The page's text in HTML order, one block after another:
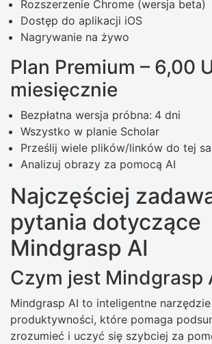
Rozszerzenie Chrome (wersja beta)
Dostęp do aplikacji iOS
Nagrywanie na żywo
Plan Premium – 6,00
miesięcznie
Bezpłatna wersja próbna: 4 dni
Wszystko w planie Scholar
Prześlij wiele plików/linków do tej
Analizuj obrazy za pomocą AI
Najczęściej
pytania dotyczące
Mindgrasp AI
Czym jest Mindgrasp
Mindgrasp AI to inteligentne
produktywności, które pomaga
zrozumieć i uczyć się szybciej za